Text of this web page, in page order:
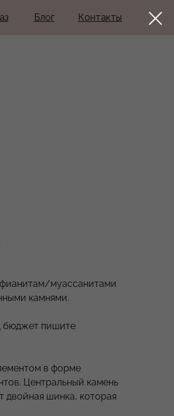
Контакты
Блог
муассанитами
камнями.
бюджет пишите
в форме
Центральный камень
двойная шинка, которая